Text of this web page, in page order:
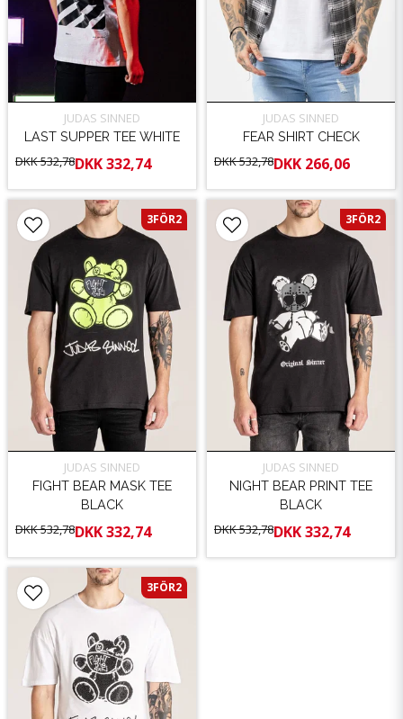
JUDAS SINNED
LAST SUPPER TEE WHITE
DKK 532,78DKK 332,74
JUDAS SINNED
FEAR SHIRT CHECK
DKK 532,78DKK 266,06
JUDAS SINNED
FIGHT BEAR MASK TEE
BLACK
DKK 532,78DKK 332,74
3FÖR2
JUDAS SINNED
NIGHT BEAR PRINT TEE
BLACK
DKK 532,78DKK 332,74
3FÖR2
3FÖR2